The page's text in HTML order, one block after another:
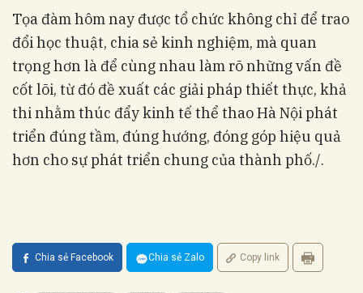
Tọa đàm hôm nay được tổ chức không chỉ để trao
đổi học thuật, chia sẻ kinh nghiệm, mà quan
trọng hơn là để cùng nhau làm rõ những vấn đề
cốt lõi, từ đó đề xuất các giải pháp thiết thực, khả
thi nhằm thúc đẩy kinh tế thể thao Hà Nội phát
triển đúng tầm, đúng hướng, đóng góp hiệu quả
hơn cho sự phát triển chung của thành phố./.
Chia sẻ Facebook Chia sẻ Zalo Copy link